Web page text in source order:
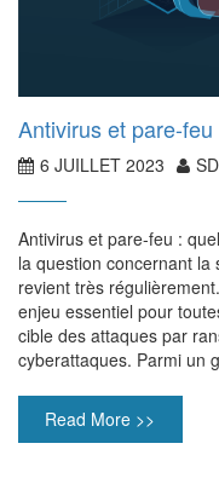
Antivirus et pare-
6 JUILLET 2023
Antivirus et pare-feu :
la question concernant
revient très
enjeu essentiel pour
cible des attaques par
cyberattaques. Parmi un
Read More >>